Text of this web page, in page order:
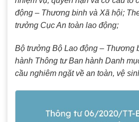
động – Thương binh và Xã hội;
trưởng Cục An toàn lao động;
Bộ trưởng Bộ Lao động – Thương
hành Thông tư Ban hành Danh
cầu nghiêm ngặt về an toàn, vệ